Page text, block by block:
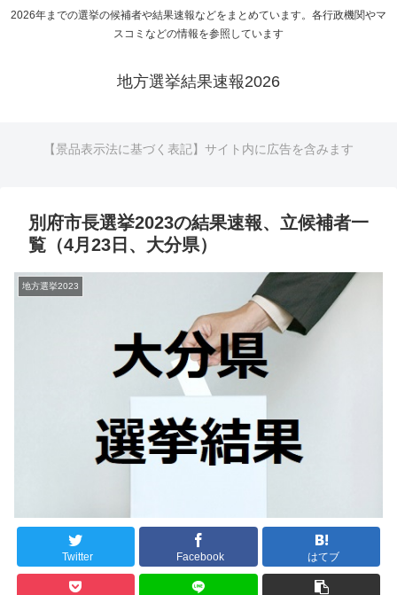
2026年までの選挙の候補者や結果速報などをまとめています。各行政機関やマ
スコミなどの情報を参照しています
地方選挙結果速報2026
【景品表示法に基づく表記】サイト内に広告を含みます
別府市長選挙2023の結果速報、立候補者一
覧（4月23日、大分県）
地方選挙2023
Twitter Facebook はてブ